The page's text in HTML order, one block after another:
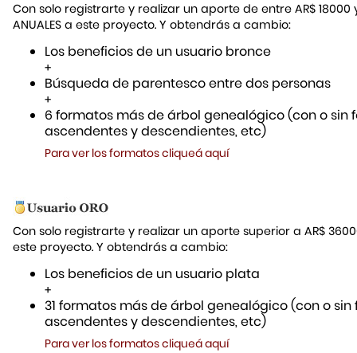
Con solo registrarte y realizar un aporte de entre AR$ 18000
ANUALES a este proyecto. Y obtendrás a cambio:
Los beneficios de un usuario bronce
+
Búsqueda de parentesco entre dos personas
+
6 formatos más de árbol genealógico (con o sin
ascendentes y descendientes, etc)
Para ver los formatos cliqueá aquí
Con solo registrarte y realizar un aporte superior a AR$
este proyecto. Y obtendrás a cambio:
Los beneficios de un usuario plata
+
31 formatos más de árbol genealógico (con o sin
ascendentes y descendientes, etc)
Para ver los formatos cliqueá aquí